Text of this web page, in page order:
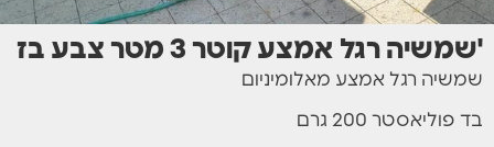
שמשיה רגל אמצע מאלומיניום
בד פוליאסטר 200 גרם